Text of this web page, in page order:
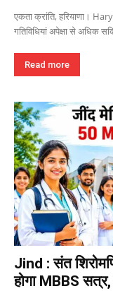
एकता क्रांति, हरियाणा।
गतिविधियां अपेक्षा से अधिक
Read more
Jind : संत
होगा MBBS